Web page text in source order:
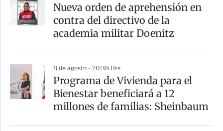
Nueva orden de aprehensión en
contra del directivo de la
academia militar Doenitz
8 de agosto - 20:38 Hrs
Programa de Vivienda para el
Bienestar beneficiará a 12
millones de familias: Sheinbaum